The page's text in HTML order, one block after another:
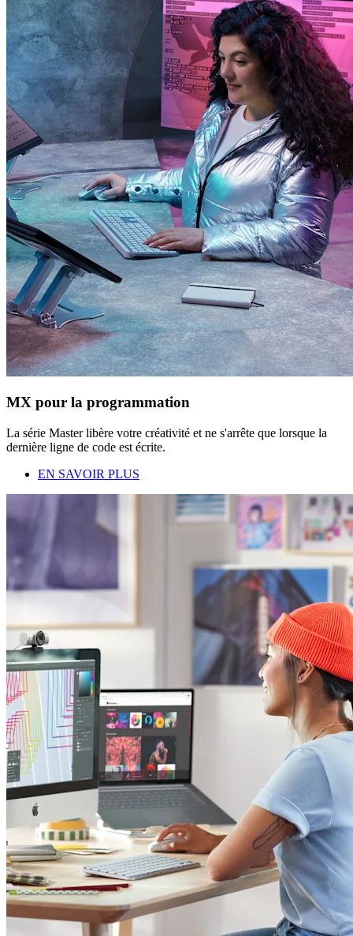
MX pour la programmation
La série Master libère votre créativité et ne s'arrête que lorsque la
dernière ligne de code est écrite.
EN SAVOIR PLUS